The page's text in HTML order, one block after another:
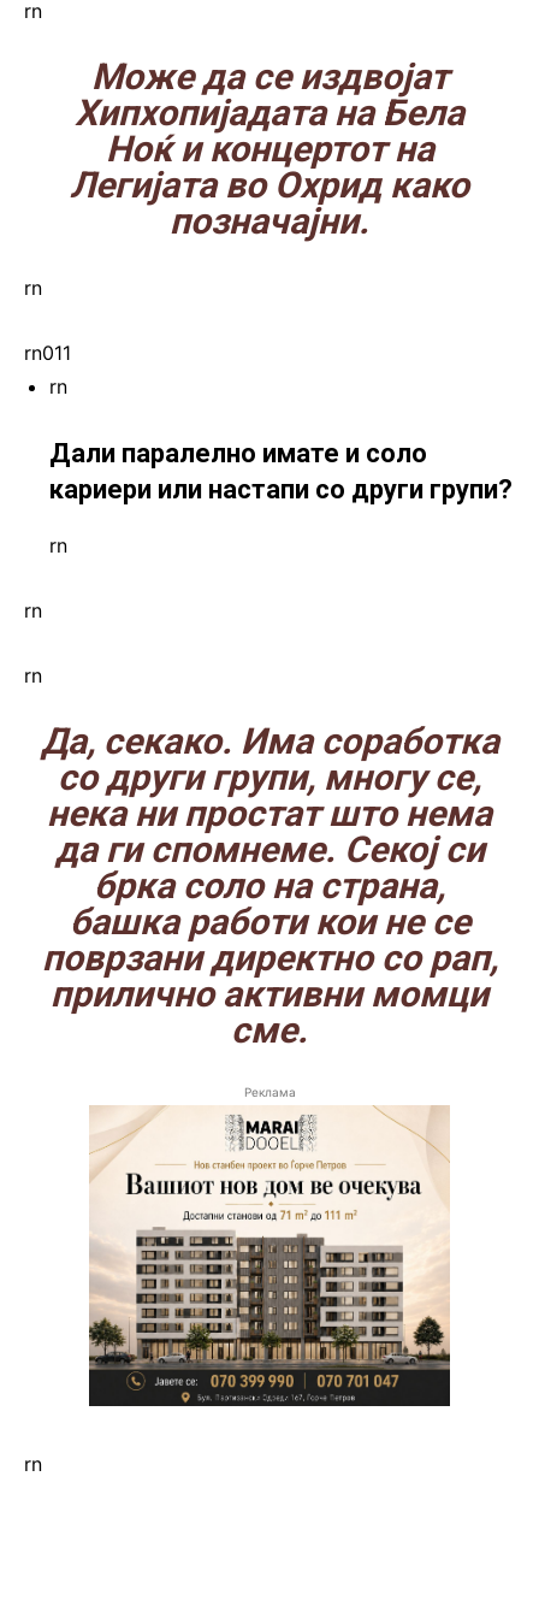
rn
Може да се издвојат
Хипхопијадата на Бела
Ноќ и концертот на
Легијата во Охрид како
позначајни.
rn
rn011
rn
Дали паралелно имате и соло
кариери или настапи со други групи?
rn
rn
rn
Да, секако. Има соработка
со други групи, многу се,
нека ни простат што нема
да ги спомнеме. Секој си
брка соло на страна,
башка работи кои не се
поврзани директно со рап,
прилично активни момци
сме.
Реклама
rn